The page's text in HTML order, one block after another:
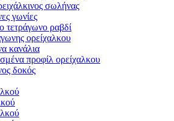
σωλήνας
γωνίες
τετράγωνο ραβδί
ορείχαλκου
κανάλια
προφίλ ορείχαλκου
δοκός